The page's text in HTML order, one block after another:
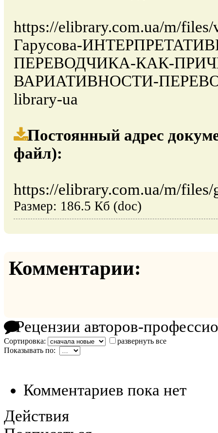
https://elibrary.com.ua/m/
Гарусова-
ПЕРЕВОДЧИКА-КАК-
ВАРИАТИВНОСТИ-
library-ua
Постоянный адрес
файл):
https://elibrary.com.ua/m/
Размер: 186.5 Кб (doc)
Комментарии:
Рецензии авторов-
Сортировка:
развернуть все
Показывать по:
Комментариев пока нет
Действия